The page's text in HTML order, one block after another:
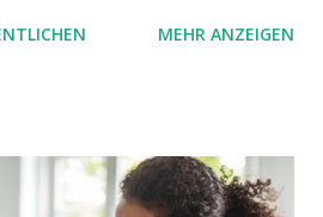
kritischer Blick auf das was
MEHR ANZEIGEN